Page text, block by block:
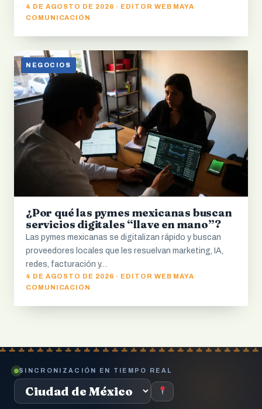
4 DE AGOSTO DE 2026 · EDITOR WEB MAYA
COMUNICACIÓN
NEGOCIOS
¿Por qué las pymes mexicanas buscan
servicios digitales “llave en mano”?
Las pymes mexicanas se digitalizan rápido y buscan
proveedores locales que les resuelvan marketing, IA,
redes, facturación y…
4 DE AGOSTO DE 2026 · EDITOR WEB MAYA
COMUNICACIÓN
SINCRONIZACIÓN EN TIEMPO REAL